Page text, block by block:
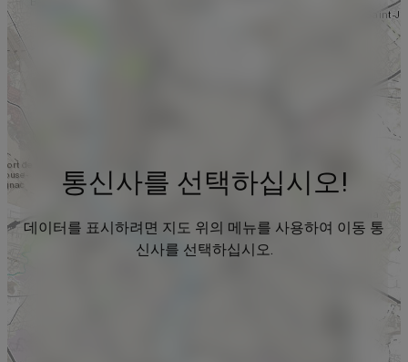
통신사를 선택하십시오!
데이터를 표시하려면 지도 위의 메뉴를 사용하여 이동 통
신사를 선택하십시오.